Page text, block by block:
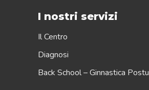
I nostri servizi
Il Centro
Diagnosi
Back School – Ginnastica